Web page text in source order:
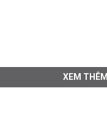
XEM THÊM